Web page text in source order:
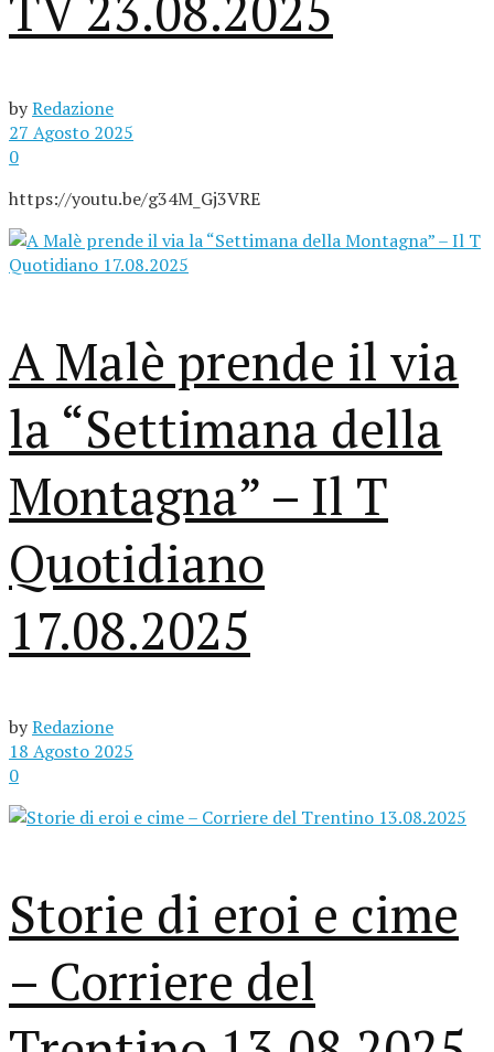
byRedazione
27 Agosto 2025
0
https://youtu.be/g34M_Gj3VRE
A Malè prende il via
la “Settimana della
Montagna” – Il T
Quotidiano
17.08.2025
byRedazione
18 Agosto 2025
0
Storie di eroi e cime
– Corriere del